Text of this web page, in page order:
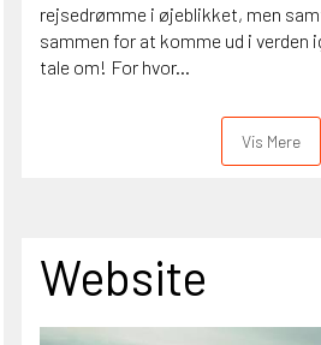
rejsedrømme i øjeblikket, men
sammen for at komme ud i verden
tale om! For hvor...
Vis Mere
Website